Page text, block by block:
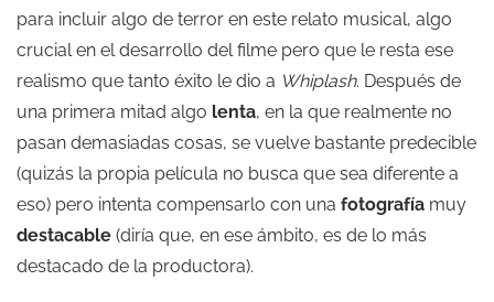
para incluir algo de terror en este relato musical, algo
crucial en el desarrollo del filme pero que le resta ese
realismo que tanto éxito le dio a Whiplash. Después de
una primera mitad algo lenta, en la que realmente no
pasan demasiadas cosas, se vuelve bastante predecible
(quizás la propia película no busca que sea diferente a
eso) pero intenta compensarlo con una fotografía muy
destacable (diría que, en ese ámbito, es de lo más
destacado de la productora).